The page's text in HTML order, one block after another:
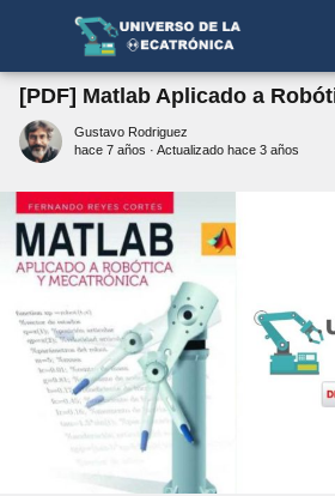
[PDF] Matlab Aplicado a
Gustavo Rodriguez
hace 7 años · Actualizado hace 3 años